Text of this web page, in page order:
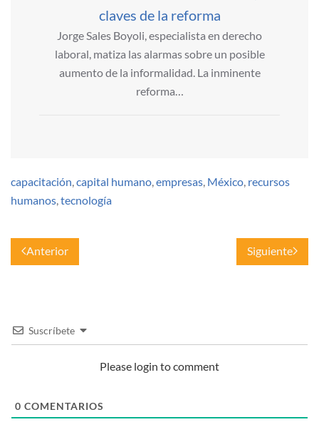
claves de la reforma
Jorge Sales Boyoli, especialista en derecho
laboral, matiza las alarmas sobre un posible
aumento de la informalidad. La inminente
reforma…
capacitación capital humano empresas México recursos
humanos tecnología
Anterior Siguiente
Suscríbete
Please login to comment
0 COMENTARIOS